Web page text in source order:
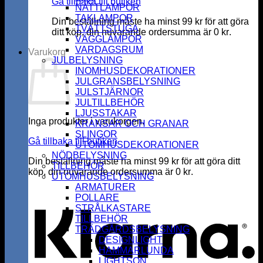
Din beställning måste ha minst99 kr för att göra
ditt köp, din nuvarande ordersumma är 0 kr.
Varukorg
Inga produkter i varukorgen.
Gå tillbaka till butiken
Din beställning måste ha minst99 kr för att göra ditt
köp, din nuvarande ordersumma är 0 kr.
NATTLAMPOR
TAKLAMPOR
TVÄTTSTUGA
VÄGGLAMPOR
VARDAGSRUM
JULBELYSNING
INOMHUSDEKORATIONER
JULGRANSBELYSNING
JULSTJÄRNOR
JULTILLBEHÖR
LJUSSTAKAR
KRANSAR OCH GRANAR
SLINGOR
UTOMHUSDEKORATIONER
NÖDBELYSNING
TILLBEHÖR
UTOMHUSBELYSNING
ARMATURER
POLLARE
STRÅLKASTARE
TILLBEHÖR
TRÄDGÅRDSBELYSNING
DESIGNLIGHT
HAMMARLUNDA
LIGHTSON